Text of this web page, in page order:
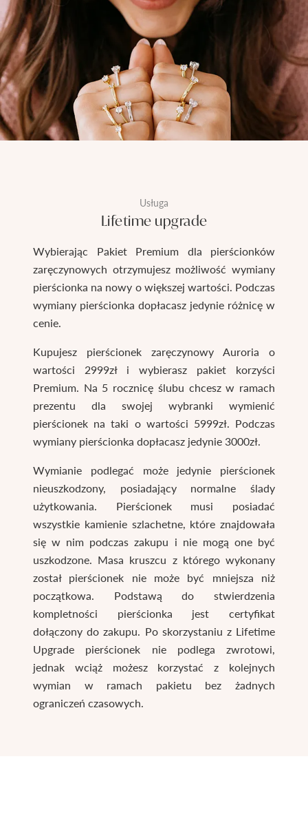
Usługa
Lifetime upgrade
Wybierając Pakiet Premium dla pierścionków
zaręczynowych otrzymujesz możliwość wymiany
pierścionka na nowy o większej wartości. Podczas
wymiany pierścionka dopłacasz jedynie różnicę w
cenie.
Kupujesz pierścionek zaręczynowy Auroria o
wartości 2999zł i wybierasz pakiet korzyści
Premium. Na 5 rocznicę ślubu chcesz w ramach
prezentu dla swojej wybranki wymienić
pierścionek na taki o wartości 5999zł. Podczas
wymiany pierścionka dopłacasz jedynie 3000zł.
Wymianie podlegać może jedynie pierścionek
nieuszkodzony, posiadający normalne ślady
użytkowania. Pierścionek musi posiadać
wszystkie kamienie szlachetne, które znajdowała
się w nim podczas zakupu i nie mogą one być
uszkodzone. Masa kruszcu z którego wykonany
został pierścionek nie może być mniejsza niż
początkowa. Podstawą do stwierdzenia
kompletności pierścionka jest certyfikat
dołączony do zakupu. Po skorzystaniu z Lifetime
Upgrade pierścionek nie podlega zwrotowi,
jednak wciąż możesz korzystać z kolejnych
wymian w ramach pakietu bez żadnych
ograniczeń czasowych.